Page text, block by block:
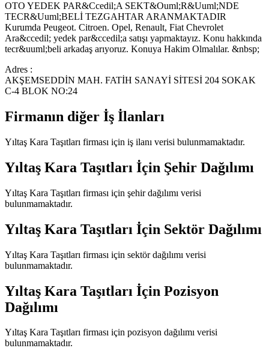
OTO YEDEK PAR&Ccedil;A SEKT&Ouml;R&Uuml;NDE
TECR&Uuml;BELİ TEZGAHTAR ARANMAKTADIR
Kurumda Peugeot. Citroen. Opel, Renault, Fiat Chevrolet
Ara&ccedil; yedek par&ccedil;a satışı yapmaktayız. Konu hakkında
tecr&uuml;beli arkadaş arıyoruz. Konuya Hakim Olmalılar. &nbsp;
Adres :
AKŞEMSEDDİN MAH. FATİH SANAYİ SİTESİ 204 SOKAK
C-4 BLOK NO:24
Firmanın diğer İş İlanları
Yıltaş Kara Taşıtları firması için iş ilanı verisi bulunmamaktadır.
Yıltaş Kara Taşıtları İçin Şehir Dağılımı
Yıltaş Kara Taşıtları firması için şehir dağılımı verisi
bulunmamaktadır.
Yıltaş Kara Taşıtları İçin Sektör Dağılımı
Yıltaş Kara Taşıtları firması için sektör dağılımı verisi
bulunmamaktadır.
Yıltaş Kara Taşıtları İçin Pozisyon
Dağılımı
Yıltaş Kara Taşıtları firması için pozisyon dağılımı verisi
bulunmamaktadır.